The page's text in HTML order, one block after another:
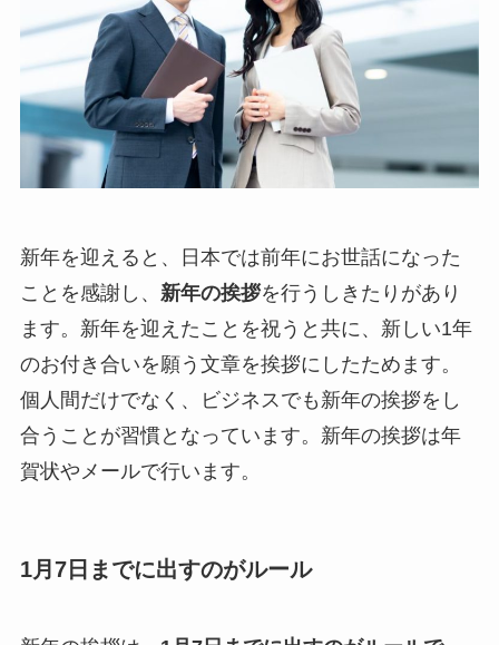
新年を迎えると、日本では前年にお世話になった
ことを感謝し、 新年の挨拶を行うしきたりがあり
ます。新年を迎えたことを祝うと共に、新しい1年
のお付き合いを願う文章を挨拶にしたためます。
個人間だけでなく、ビジネスでも新年の挨拶をし
合うことが習慣となっています。新年の挨拶は年
賀状やメールで行います。
1月7日までに出すのがルール